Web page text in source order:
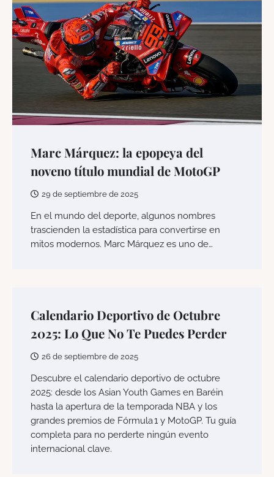
Marc Márquez: la epopeya del
noveno título mundial de MotoGP
29 de septiembre de 2025
En el mundo del deporte, algunos nombres
trascienden la estadística para convertirse en
mitos modernos. Marc Márquez es uno de…
Calendario Deportivo de Octubre
2025: Lo Que No Te Puedes Perder
26 de septiembre de 2025
Descubre el calendario deportivo de octubre
2025: desde los Asian Youth Games en Baréin
hasta la apertura de la temporada NBA y los
grandes premios de Fórmula 1 y MotoGP. Tu guía
completa para no perderte ningún evento
internacional clave.